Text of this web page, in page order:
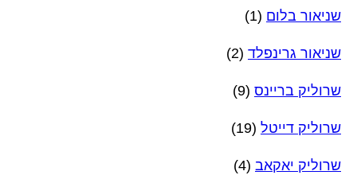
שניאור בלום (1)
שניאור גרינפלד (2)
שרוליק בריינס (9)
שרוליק דייטל (19)
שרוליק יאקאב (4)